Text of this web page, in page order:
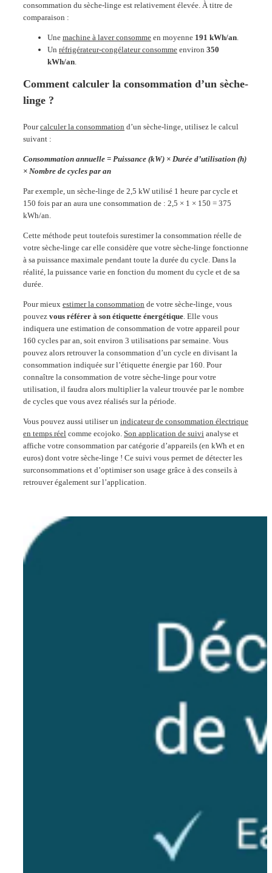
consommation du sèche-linge est relativement élevée. À titre de
comparaison :
Une machine à laver consomme en moyenne 191 kWh/an.
Un réfrigérateur-congélateur consomme environ 350
kWh/an.
Comment calculer la consommation d’un sèche-
linge ?
Pourcalculer la consommation d’un sèche-linge, utilisez le calcul
suivant :
Consommation annuelle = Puissance (kW) × Durée d’utilisation (h)
× Nombre de cycles par an
Par exemple, un sèche-linge de 2,5 kW utilisé 1 heure par cycle et
150 fois par an aura une consommation de : 2,5 × 1 × 150 = 375
kWh/an.
Cette méthode peut toutefois surestimer la consommation réelle de
votre sèche-linge car elle considère que votre sèche-linge fonctionne
à sa puissance maximale pendant toute la durée du cycle. Dans la
réalité, la puissance varie en fonction du moment du cycle et de sa
durée.
Pour mieux estimer la consommation de votre sèche-linge, vous
pouvez vous référer à son étiquette énergétique. Elle vous
indiquera une estimation de consommation de votre appareil pour
160 cycles par an, soit environ 3 utilisations par semaine. Vous
pouvez alors retrouver la consommation d’un cycle en divisant la
consommation indiquée sur l’étiquette énergie par 160. Pour
connaître la consommation de votre sèche-linge pour votre
utilisation, il faudra alors multiplier la valeur trouvée par le nombre
de cycles que vous avez réalisés sur la période.
Vous pouvez aussi utiliser un indicateur de consommation électrique
en temps réel comme ecojoko. Son application de suivi analyse et
affiche votre consommation par catégorie d’appareils (en kWh et en
euros) dont votre sèche-linge​ ! Ce suivi vous permet de détecter les
surconsommations et d’optimiser son usage grâce à des conseils à
retrouver également sur l’application.